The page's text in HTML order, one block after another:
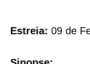
Estreia: 09 de